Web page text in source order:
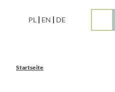
PL EN DE
Startseite